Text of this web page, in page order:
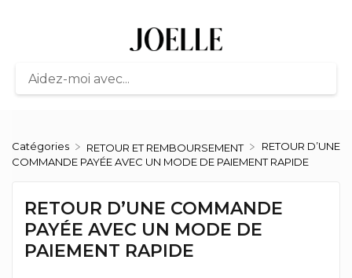
Catégories ​RETOUR ET REMBOURSEMENT
RETOUR D’UNE
COMMANDE PAYÉE AVEC UN MODE DE PAIEMENT RAPIDE
RETOUR D’UNE COMMANDE
PAYÉE AVEC UN MODE DE
PAIEMENT RAPIDE